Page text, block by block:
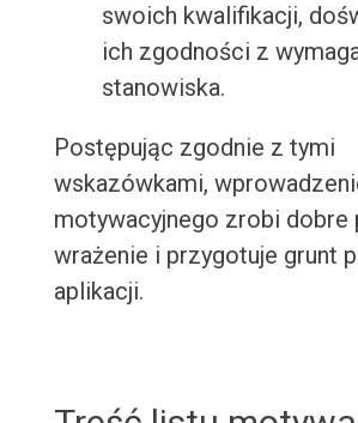
swoich kwalifikacji,
ich zgodności z
stanowiska.
Postępując zgodnie z tymi
wskazówkami,
motywacyjnego zrobi dobre
wrażenie i przygotuje grunt
aplikacji.